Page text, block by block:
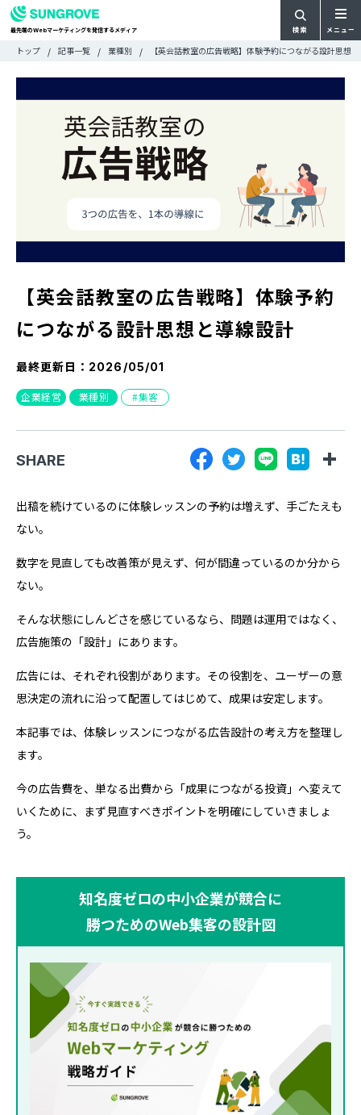
最先端のWebマーケティングを発信するメディア 検索 メニュー
CATEGORY
カテゴリで探す
TAG
タグで探す
WRITER
ライターで探す
MOVIE
動画
『SUNGROVE』について
利用規約
特定商取引法に基づく表記
プライバシーポリシー
運営会社
検
検
トップ 記事一覧 業種別 【英会話教室の広告戦略】体験予約につながる設計思想
【英会話教室の広告戦略】体験予約
につながる設計思想と導線設計
最終更新日： 2026/05/01
企業経営 業種別 集客
SHARE
出稿を続けているのに体験レッスンの予約は増えず、手ごたえも
ない。
数字を見直しても改善策が見えず、何が間違っているのか分から
ない。
そんな状態にしんどさを感じているなら、問題は運用ではなく、
広告施策の「設計」にあります。
広告には、それぞれ役割があります。その役割を、ユーザーの意
思決定の流れに沿って配置してはじめて、成果は安定します。
本記事では、体験レッスンにつながる広告設計の考え方を整理し
ます。
今の広告費を、単なる出費から「成果につながる投資」へ変えて
いくために、まず見直すべきポイントを明確にしていきましょ
う。
知名度ゼロの中小企業が競合に
勝つためのWeb集客の設計図